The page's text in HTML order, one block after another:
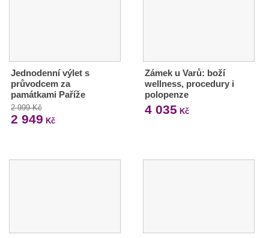
Jednodenní výlet s
průvodcem za
památkami Paříže
2 999 Kč
2 949 Kč
Zámek u Varů: boží
wellness, procedury i
polopenze
4 035 Kč